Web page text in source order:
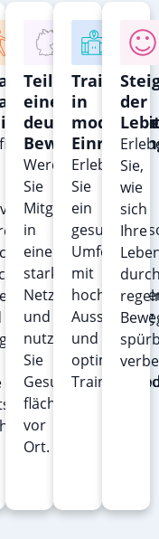
Teil
einer
Bewegung
Werden
Sie
Mitglied
in
einem
starken
Netzwerk
und
nutzen
Sie
flächendeckend
vor
Ort.
Training
in
modernen
Erleben
Sie
ein
Umfeld
mit
Ausstattung
und
optimalen
der
Sie,
wie
sich
Ihre